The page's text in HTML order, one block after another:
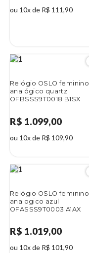
ou 10x de R$ 111,90
Relógio OSLO feminino
analógico quartz
OFBSSS9T0018 B1SX
R$ 1.099,00
ou 10x de R$ 109,90
Relógio OSLO feminino
analogico azul
OFASSS9T0003 A1AX
R$ 1.019,00
ou 10x de R$ 101,90